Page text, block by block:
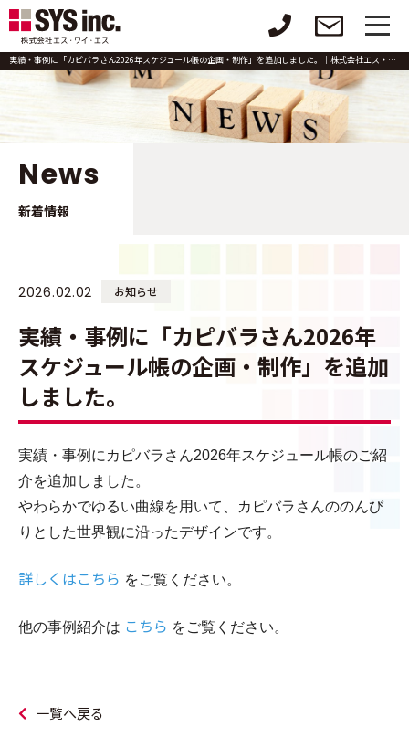
News
新着情報
実績・事例に「カピバラさん2026年スケジュール帳の企画・制作」を追加しました。｜株式会社エス・ワイ・エス
2026.02.02 お知らせ
実績・事例に「カピバラさん2026年
スケジュール帳の企画・制作」を追加
しました。
実績・事例にカピバラさん2026年スケジュール帳のご紹
介を追加しました。
やわらかでゆるい曲線を用いて、カピバラさんののんび
りとした世界観に沿ったデザインです。
詳しくはこちら をご覧ください。
他の事例紹介は こちら をご覧ください。
一覧へ戻る